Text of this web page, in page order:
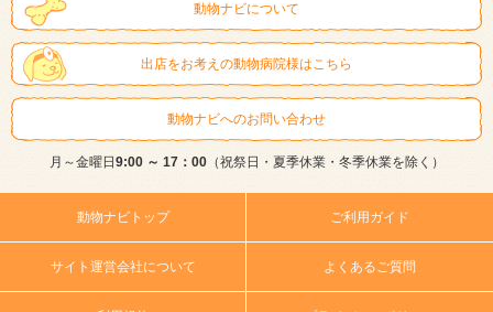
動物ナビについて
出店をお考えの動物病院様はこちら
動物ナビへのお問い合わせ
月～金曜日 9:00 ～ 17：00（祝祭日・夏季休業・冬季休業を除く）
動物ナビトップ ご利用ガイド
サイト運営会社について よくあるご質問